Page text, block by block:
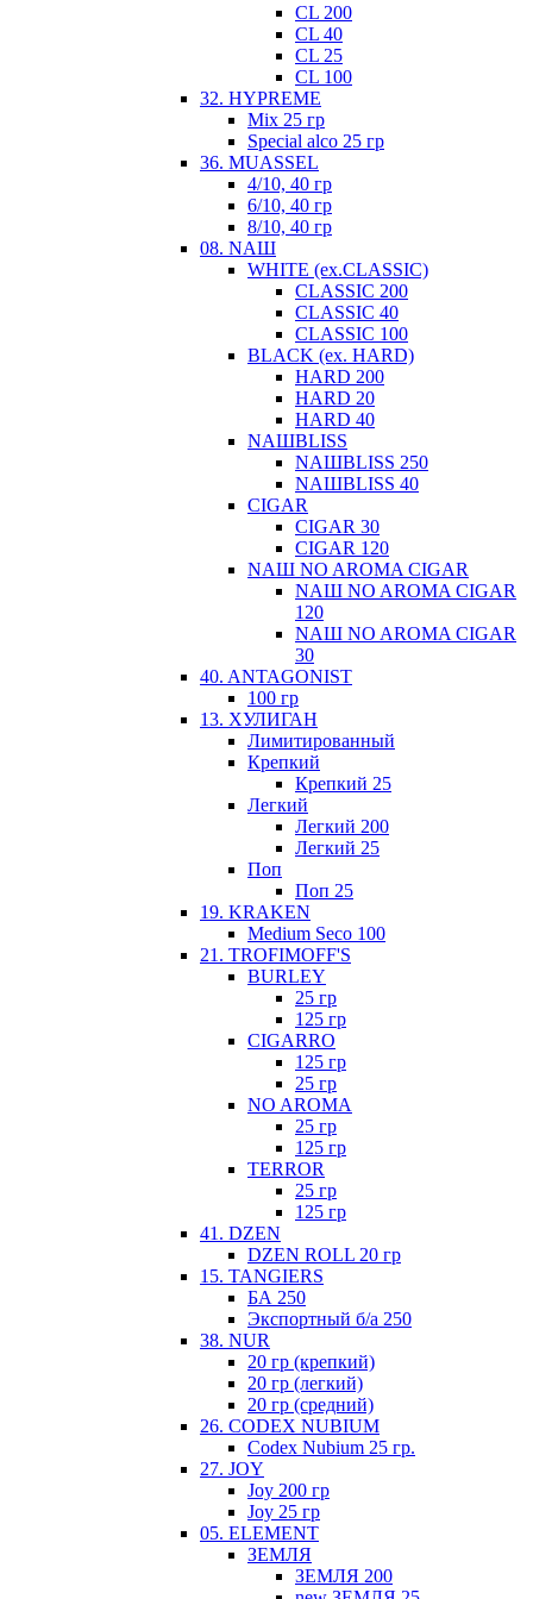
CL 200
CL 40
CL 25
CL 100
32. HYPREME
Mix 25 гр
Special alco 25 гр
36. MUASSEL
4/10, 40 гр
6/10, 40 гр
8/10, 40 гр
08. NAШ
WHITE (ex.CLASSIC)
CLASSIC 200
CLASSIC 40
CLASSIC 100
BLACK (ex. HARD)
HARD 200
HARD 20
HARD 40
NАШBLISS
NАШBLISS 250
NАШBLISS 40
CIGAR
CIGAR 30
CIGAR 120
NАШ NO AROMA CIGAR
NАШ NO AROMA CIGAR
120
NАШ NO AROMA CIGAR
30
40. ANTAGONIST
100 гр
13. ХУЛИГАН
Лимитированный
Крепкий
Крепкий 25
Легкий
Легкий 200
Легкий 25
Поп
Поп 25
19. KRAKEN
Medium Seco 100
21. TROFIMOFF'S
BURLEY
25 гр
125 гр
CIGARRO
125 гр
25 гр
NO AROMA
25 гр
125 гр
TERROR
25 гр
125 гр
41. DZEN
DZEN ROLL 20 гр
15. TANGIERS
БА 250
Экспортный б/а 250
38. NUR
20 гр (крепкий)
20 гр (легкий)
20 гр (средний)
26. CODEX NUBIUM
Codex Nubium 25 гр.
27. JOY
Joy 200 гр
Joy 25 гр
05. ELEMENT
ЗЕМЛЯ
ЗЕМЛЯ 200